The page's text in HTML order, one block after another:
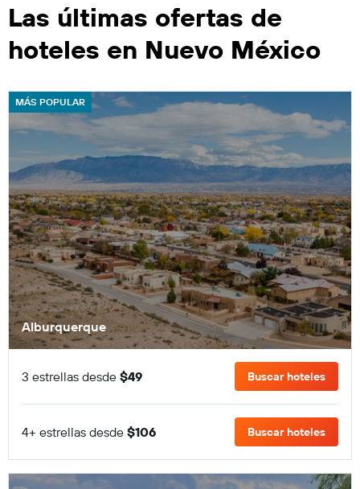
Las últimas ofertas de
hoteles en Nuevo México
MÁS POPULAR
Alburquerque
3 estrellas desde $49 Buscar hoteles
4+ estrellas desde $106 Buscar hoteles